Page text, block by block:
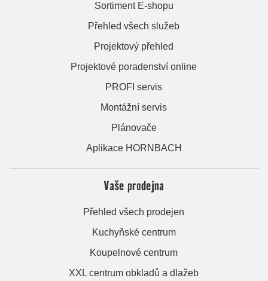
Sortiment E-shopu
Přehled všech služeb
Projektový přehled
Projektové poradenství online
PROFI servis
Montážní servis
Plánovače
Aplikace HORNBACH
Vaše prodejna
Přehled všech prodejen
Kuchyňské centrum
Koupelnové centrum
XXL centrum obkladů a dlažeb